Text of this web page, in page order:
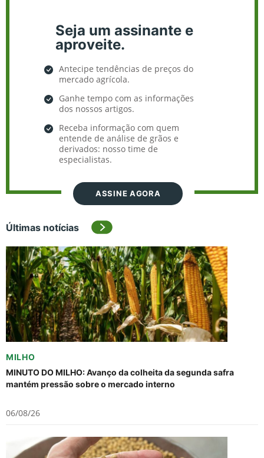
Seja um assinante e
aproveite.
Antecipe tendências de preços do
mercado agrícola.
Ganhe tempo com as informações
dos nossos artigos.
Receba informação com quem
entende de análise de grãos e
derivados: nosso time de
especialistas.
ASSINE AGORA
Últimas notícias
MILHO
MINUTO DO MILHO: Avanço da colheita da segunda safra
mantém pressão sobre o mercado interno
06/08/26